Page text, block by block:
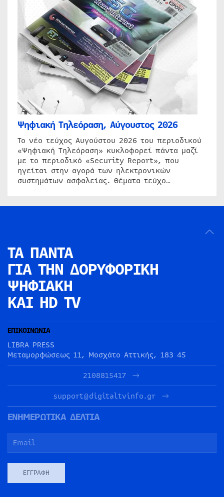
Ψηφιακή Τηλεόραση, Αύγουστος 2026
Το νέο τεύχος Αυγούστου 2026 του περιοδικού
«Ψηφιακή Τηλεόραση» κυκλοφορεί πάντα μαζί
με το περιοδικό «Security Report», που
ηγείται στην αγορά των ηλεκτρονικών
συστημάτων ασφαλείας. Θέματα τεύχο…
ΤΑ ΠΑΝΤΑ
ΓΙΑ ΤΗΝ ΔΟΡΥΦΟΡΙΚΗ
ΨΗΦΙΑΚΗ
ΚΑΙ HD TV
ΕΠΙΚΟΙΝΩΝΙΑ
LIBRA PRESS
Μεταμορφώσεως 11, Μοσχάτο Αττικής, 183 45
2108815417
support@digitaltvinfo.gr
ΕΝΗΜΕΡΩΤΙΚΑ ΔΕΛΤΙΑ
ΕΓΓΡΑΦΉ